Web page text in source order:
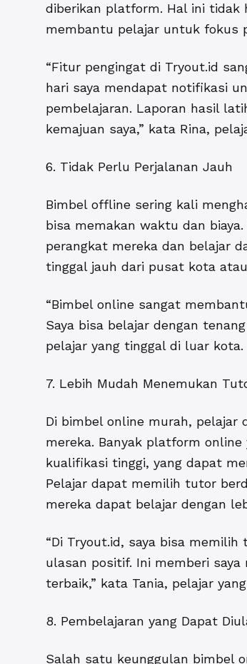
diberikan platform. Hal ini tidak
membantu pelajar untuk fokus
“Fitur pengingat di Tryout.id
hari saya mendapat notifikasi
pembelajaran. Laporan hasil
kemajuan saya,” kata Rina,
6. Tidak Perlu Perjalanan Jauh
Bimbel offline sering kali
bisa memakan waktu dan
perangkat mereka dan belajar
tinggal jauh dari pusat kota
“Bimbel online sangat
Saya bisa belajar dengan
pelajar yang tinggal di luar kota.
7. Lebih Mudah Menemukan
Di bimbel online murah,
mereka. Banyak platform
kualifikasi tinggi, yang dapat
Pelajar dapat memilih tutor
mereka dapat belajar dengan
“Di Tryout.id, saya bisa
ulasan positif. Ini memberi saya
terbaik,” kata Tania, pelajar
8. Pembelajaran yang Dapat
Salah satu keunggulan bimbel